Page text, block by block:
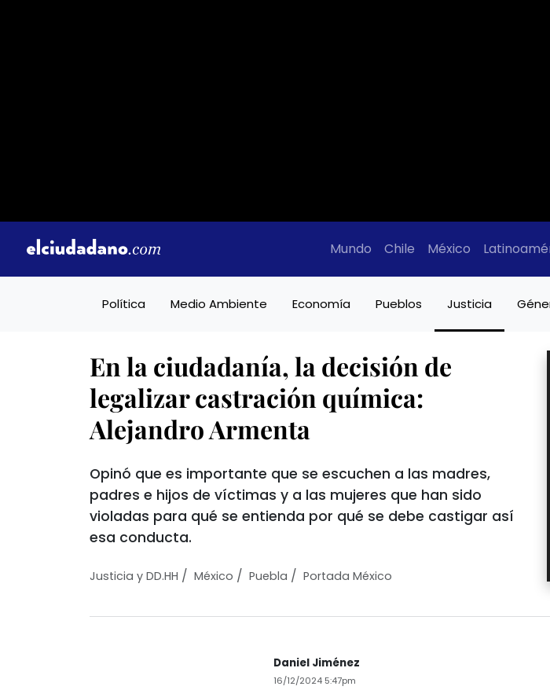
Mundo Chile México
Política Medio Ambiente Economía Pueblos Justicia
En la ciudadanía, la decisión de
legalizar castración química:
Alejandro Armenta
Opinó que es importante que se escuchen a las madres,
padres e hijos de víctimas y a las mujeres que han sido
violadas para qué se entienda por qué se debe castigar así
esa conducta.
Justicia y DD.HH / México / Puebla / Portada México
Daniel Jiménez
16/12/2024 5:47pm